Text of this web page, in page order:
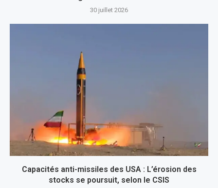
30 juillet 2026
Capacités anti-missiles des USA : L’érosion des
stocks se poursuit, selon le CSIS